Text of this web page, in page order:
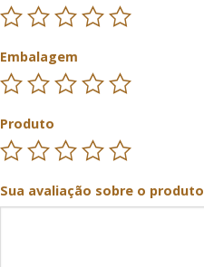
Embalagem
Produto
Sua avaliação sobre o produto